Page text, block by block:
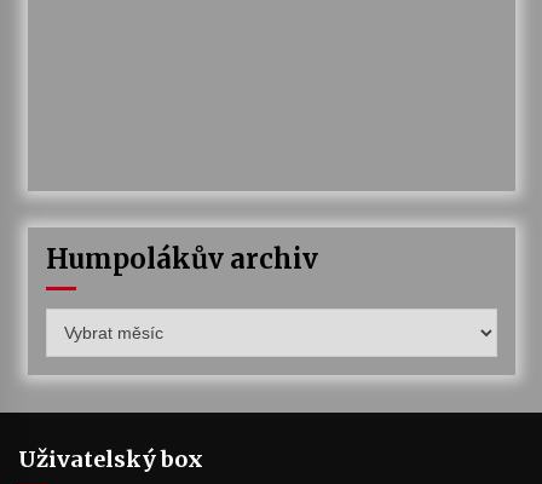
Humpolákův archiv
archiv
Uživatelský box